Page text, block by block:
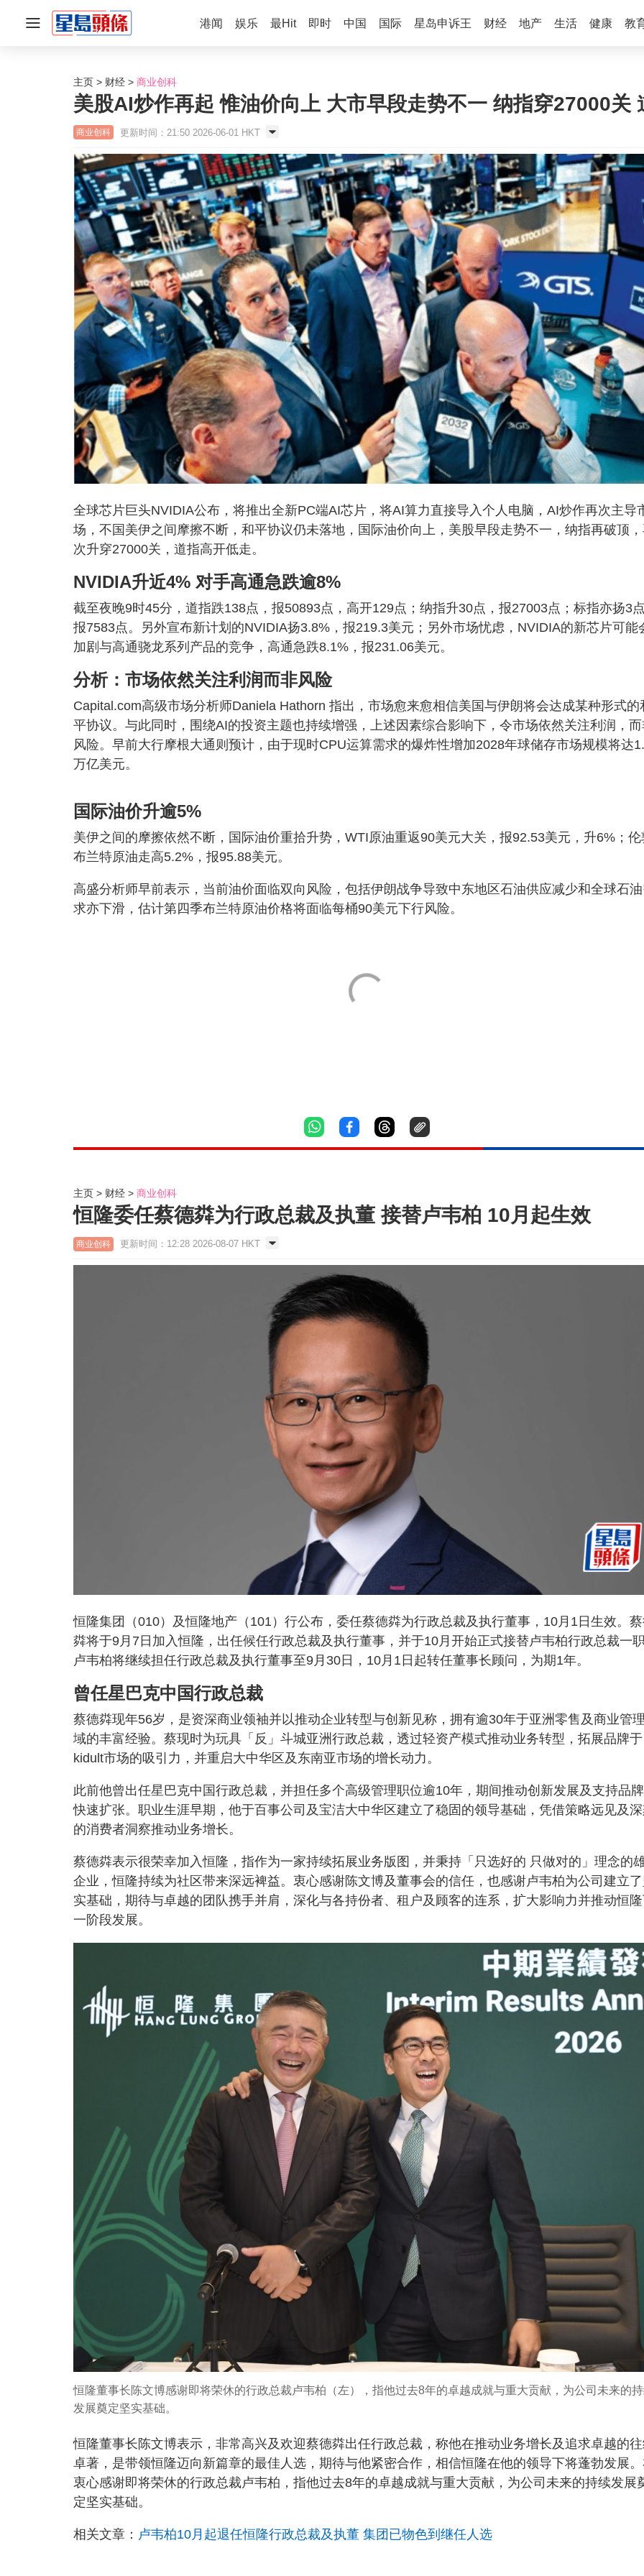
港闻 娱乐 最Hit 即时 中国 国际 星岛申诉王 财经 地产 生活 健康 教
主页 财经 商业创科
美股AI炒作再起 惟油价向上 大市早段走势不一 纳指穿27000关
商业创科 更新时间：21:50 2026-06-01 HKT
全球芯片巨头NVIDIA公布，将推出全新PC端AI芯片，将AI算力直接导入个人电脑，AI炒作再次主导
场，不国美伊之间摩擦不断，和平协议仍未落地，国际油价向上，美股早段走势不一，纳指再破顶
次升穿27000关，道指高开低走。
NVIDIA升近4% 对手高通急跌逾8%
截至夜晚9时45分，道指跌138点，报50893点，高开129点；纳指升30点，报27003点；标指亦扬3
报7583点。另外宣布新计划的NVIDIA扬3.8%，报219.3美元；另外市场忧虑，NVIDIA的新芯片可能
加剧与高通骁龙系列产品的竞争，高通急跌8.1%，报231.06美元。
分析：市场依然关注利润而非风险
Capital.com高级市场分析师Daniela Hathorn 指出，市场愈来愈相信美国与伊朗将会达成某种形式的
平协议。与此同时，围绕AI的投资主题也持续增强，上述因素综合影响下，令市场依然关注利润，
风险。早前大行摩根大通则预计，由于现时CPU运算需求的爆炸性增加2028年球储存市场规模将达
万亿美元。
国际油价升逾5%
美伊之间的摩擦依然不断，国际油价重拾升势，WTI原油重返90美元大关，报92.53美元，升6%；伦
布兰特原油走高5.2%，报95.88美元。
高盛分析师早前表示，当前油价面临双向风险，包括伊朗战争导致中东地区石油供应减少和全球石
求亦下滑，估计第四季布兰特原油价格将面临每桶90美元下行风险。
主页 财经 商业创科
恒隆委任蔡德粦为行政总裁及执董 接替卢韦柏 10月起生效
商业创科 更新时间：12:28 2026-08-07 HKT
恒隆集团（010）及恒隆地产（101）行公布，委任蔡德粦为行政总裁及执行董事，10月1日生效。
粦将于9月7日加入恒隆，出任候任行政总裁及执行董事，并于10月开始正式接替卢韦柏行政总裁一
卢韦柏将继续担任行政总裁及执行董事至9月30日，10月1日起转任董事长顾问，为期1年。
曾任星巴克中国行政总裁
蔡德粦现年56岁，是资深商业领袖并以推动企业转型与创新见称，拥有逾30年于亚洲零售及商业管
域的丰富经验。蔡现时为玩具「反」斗城亚洲行政总裁，透过轻资产模式推动业务转型，拓展品牌于
kidult市场的吸引力，并重启大中华区及东南亚市场的增长动力。
此前他曾出任星巴克中国行政总裁，并担任多个高级管理职位逾10年，期间推动创新发展及支持品
快速扩张。职业生涯早期，他于百事公司及宝洁大中华区建立了稳固的领导基础，凭借策略远见及
的消费者洞察推动业务增长。
蔡德粦表示很荣幸加入恒隆，指作为一家持续拓展业务版图，并秉持「只选好的 只做对的」理念的
企业，恒隆持续为社区带来深远裨益。衷心感谢陈文博及董事会的信任，也感谢卢韦柏为公司建立
实基础，期待与卓越的团队携手并肩，深化与各持份者、租户及顾客的连系，扩大影响力并推动恒
一阶段发展。
恒隆董事长陈文博感谢即将荣休的行政总裁卢韦柏（左），指他过去8年的卓越成就与重大贡献，为公司未来的
发展奠定坚实基础。
恒隆董事长陈文博表示，非常高兴及欢迎蔡德粦出任行政总裁，称他在推动业务增长及追求卓越的
卓著，是带领恒隆迈向新篇章的最佳人选，期待与他紧密合作，相信恒隆在他的领导下将蓬勃发展
衷心感谢即将荣休的行政总裁卢韦柏，指他过去8年的卓越成就与重大贡献，为公司未来的持续发展
定坚实基础。
相关文章： 卢韦柏10月起退任恒隆行政总裁及执董 集团已物色到继任人选